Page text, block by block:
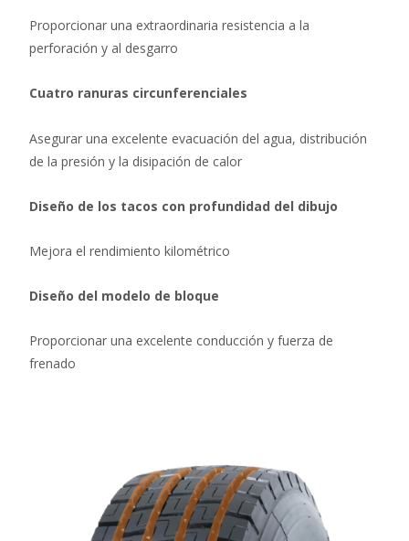
Proporcionar una extraordinaria resistencia a la
perforación y al desgarro
Cuatro ranuras circunferenciales
Asegurar una excelente evacuación del agua, distribución
de la presión y la disipación de calor
Diseño de los tacos con profundidad del dibujo
Mejora el rendimiento kilométrico
Diseño del modelo de bloque
Proporcionar una excelente conducción y fuerza de
frenado